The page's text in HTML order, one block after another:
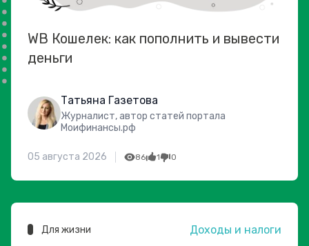
WB Кошелек: как пополнить и вывести
деньги
Татьяна Газетова
Журналист, автор статей портала
Моифинансы.рф
05 августа 2026 86 1 0
Для жизни Доходы и налоги